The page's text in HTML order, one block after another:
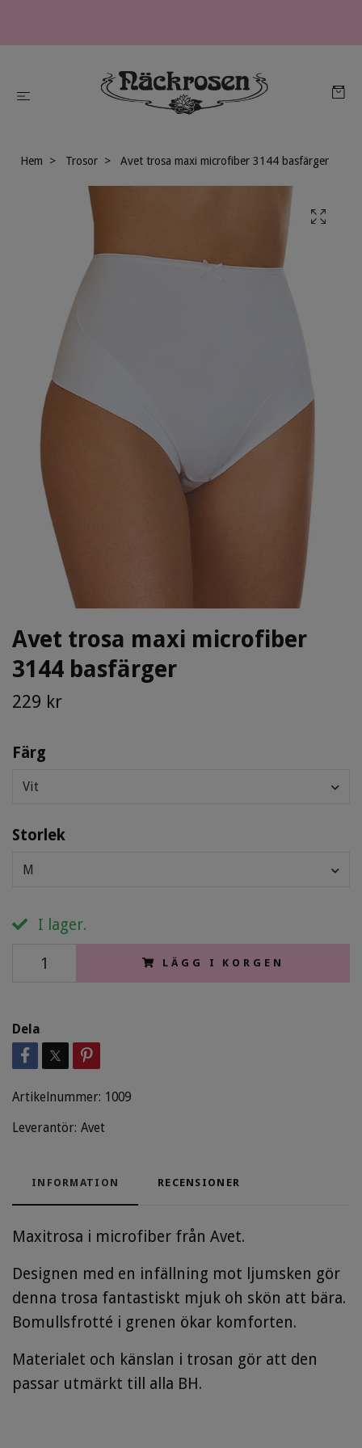
Hem Trosor Avet trosa maxi microfiber 3144 basfärger
Avet trosa maxi microfiber
3144 basfärger
229 kr
Färg
Vit
Storlek
M
I lager.
LÄGG I KORGEN
Dela
Artikelnummer: 1009
Leverantör: Avet
INFORMATION RECENSIONER
Maxitrosa i microfiber från Avet.
Designen med en infällning mot ljumsken gör
denna trosa fantastiskt mjuk oh skön att bära.
Bomullsfrotté i grenen ökar komforten.
Materialet och känslan i trosan gör att den
passar utmärkt till alla BH.